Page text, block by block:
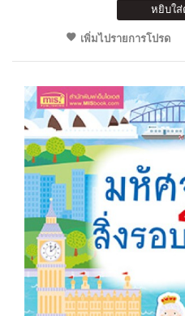
หยิบใส่
เพิ่มไปรายการโปรด